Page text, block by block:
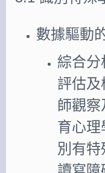
數據驅動
綜合分
評估及
師觀
育心理
別有